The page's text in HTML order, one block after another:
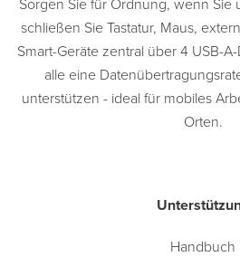
Sorgen Sie für Ordnung, wenn Sie
schließen Sie Tastatur, Maus,
Smart-Geräte zentral über 4 USB-
alle eine
unterstützen - ideal für mobiles
Orten.
Handbuch